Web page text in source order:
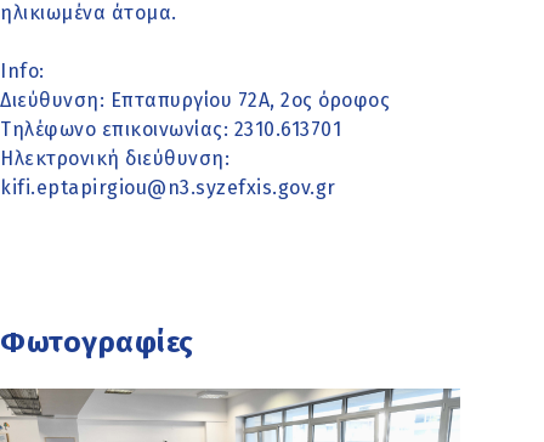
ηλικιωμένα άτομα.
Info:
Διεύθυνση: Επταπυργίου 72Α, 2ος όροφος
Τηλέφωνο επικοινωνίας: 2310.613701
Hλεκτρονική διεύθυνση:
kifi.eptapirgiou@n3.syzefxis.gov.gr
Φωτογραφίες